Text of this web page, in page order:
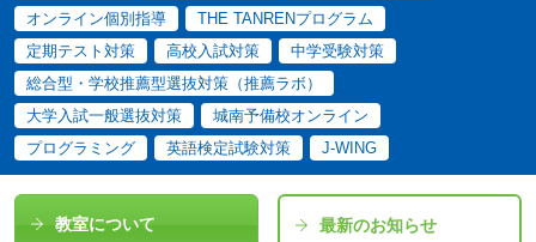
オンライン個別指導
THE TANRENプログラム
定期テスト対策
高校入試対策
中学受験対策
総合型・学校推薦型選抜対策（推薦ラボ）
大学入試一般選抜対策
城南予備校オンライン
プログラミング
英語検定試験対策 J-WING
教室について 最新のお知らせ